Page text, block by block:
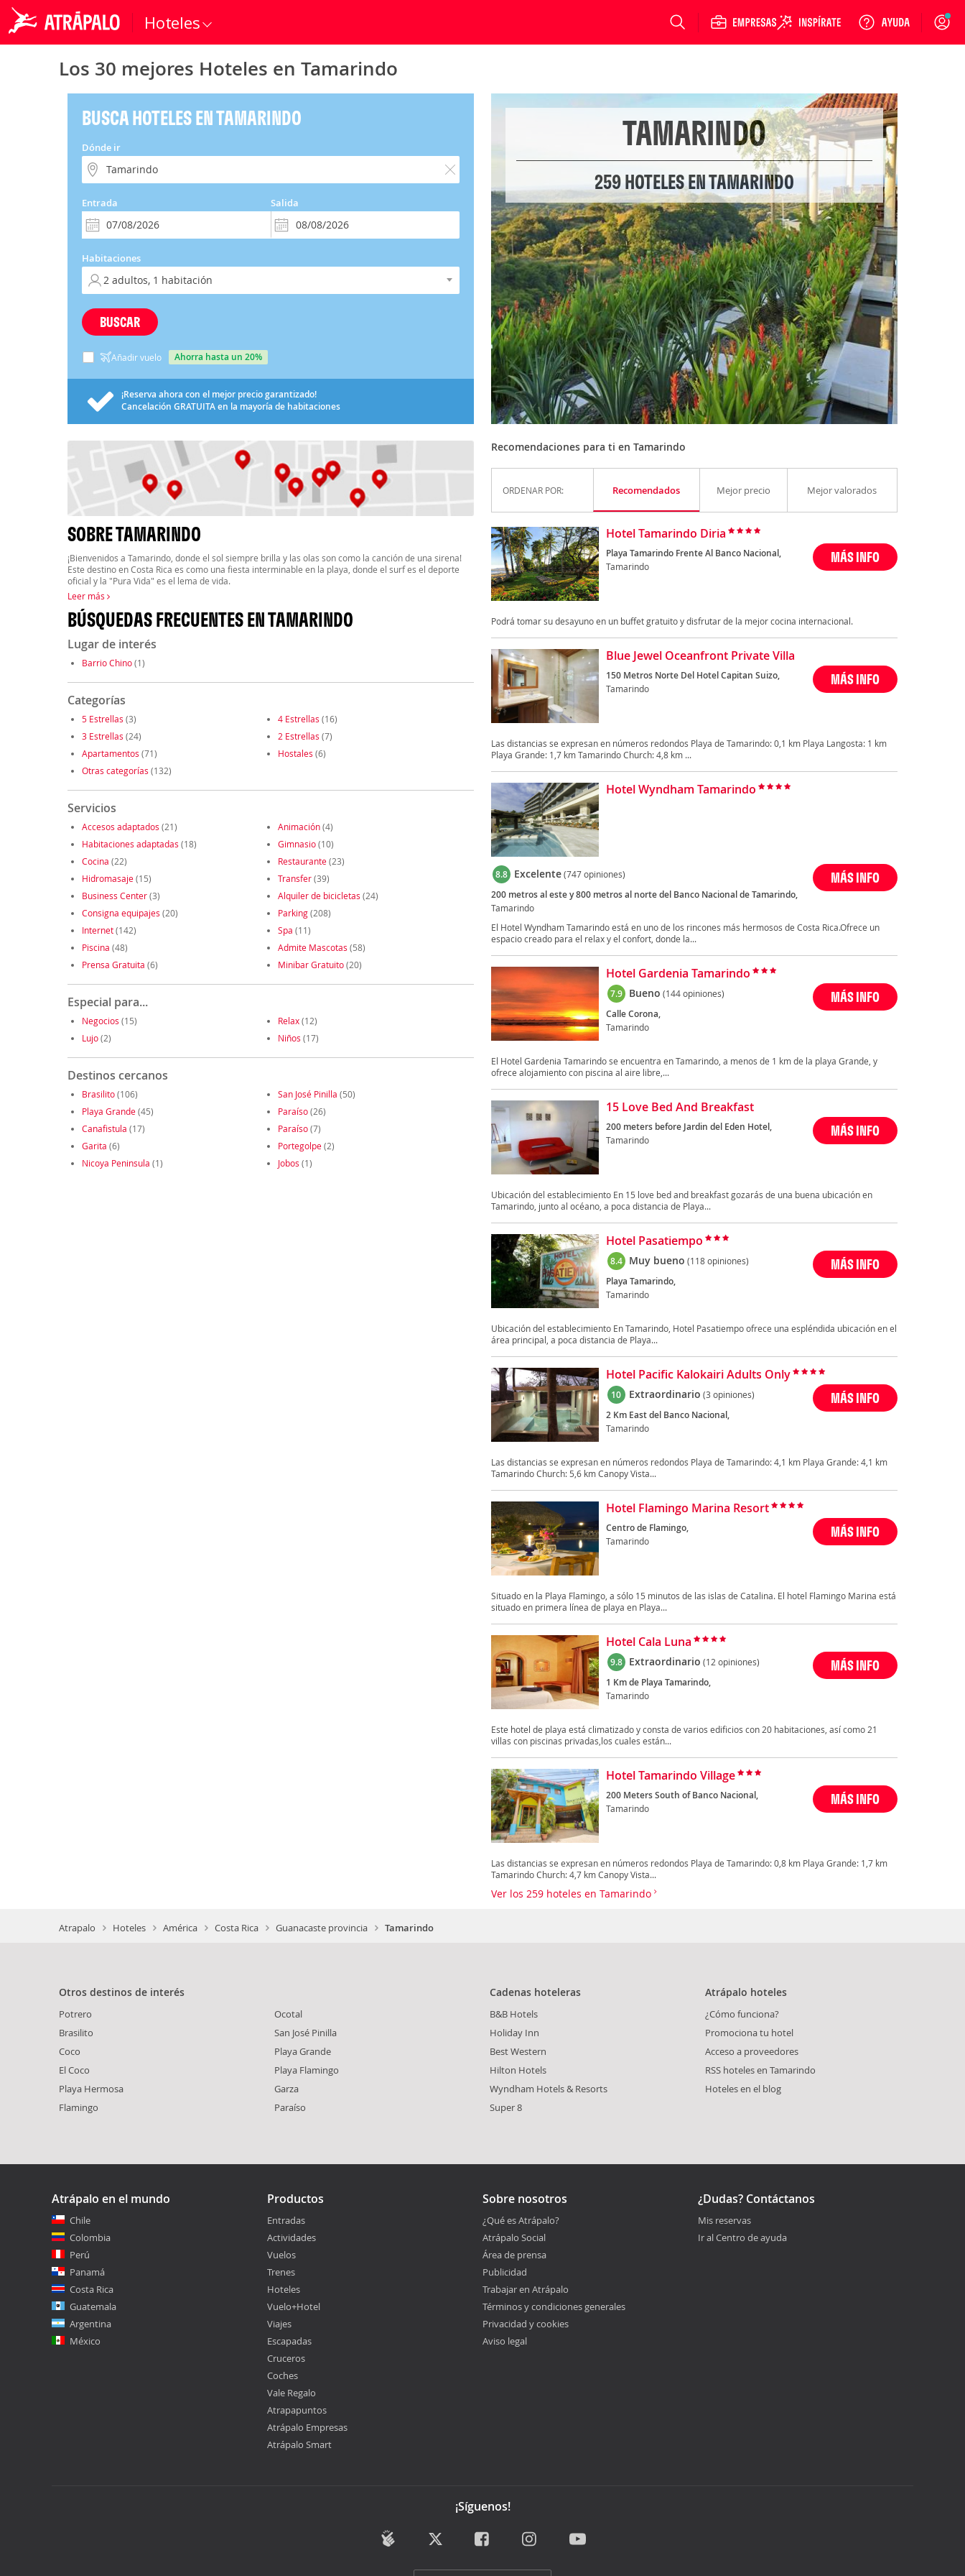
Hoteles Login
Los 30 mejores Hoteles en Tamarindo
BUSCA HOTELES EN TAMARINDO
Dónde ir
Entrada Salida
Habitaciones
BUSCAR
Añadir vuelo ahorra hasta un 20%
¡Reserva ahora con el mejor precio garantizado!
Cancelación GRATUITAen la mayoría de habitaciones
SOBRE TAMARINDO
¡Bienvenidos a Tamarindo, donde el sol siempre brilla y las olas son como la canción de una sirena!
Este destino en Costa Rica es como una fiesta interminable en la playa, donde el surf es el deporte
oficial y la "Pura Vida" es el lema de vida.
Leer más
BÚSQUEDAS FRECUENTES EN TAMARINDO
Lugar de interés
Barrio Chino(1)
Categorías
5 Estrellas (3) 4 Estrellas (16)
3 Estrellas (24) 2 Estrellas (7)
Apartamentos (71) Hostales (6)
Otras categorías (132)
Servicios
Accesos adaptados (21) Animación(4)
Habitaciones adaptadas (18) Gimnasio(10)
Cocina (22) Restaurante(23)
Hidromasaje(15) Transfer(39)
Business Center(3) Alquiler de bicicletas (24)
Consigna equipajes (20) Parking(208)
Internet(142) Spa (11)
Piscina (48) Admite Mascotas (58)
Prensa Gratuita (6) Minibar Gratuito(20)
Especial para...
Negocios (15) Relax(12)
Lujo(2) Niños (17)
Destinos cercanos
Brasilito(106) San José Pinilla (50)
Playa Grande(45) Paraíso(26)
Canafistula (17) Paraíso(7)
Garita (6) Portegolpe(2)
Nicoya Peninsula (1) Jobos (1)
TAMARINDO
259 HOTELES EN TAMARINDO
Recomendaciones para ti en Tamarindo
ORDENAR POR: Recomendados Mejor precio Mejor valorados
Hotel Tamarindo Diria
Playa Tamarindo Frente Al Banco Nacional,
Tamarindo
MÁS INFO
Podrá tomar su desayuno en un buffet gratuito y disfrutar de la mejor cocina internacional.
Blue Jewel Oceanfront Private Villa
150 Metros Norte Del Hotel Capitan Suizo,
Tamarindo
MÁS INFO
Las distancias se expresan en números redondos Playa de Tamarindo: 0,1 km Playa Langosta: 1 km
Playa Grande: 1,7 km Tamarindo Church: 4,8 km ...
Hotel Wyndham Tamarindo
8.8 Excelente(747 opiniones)
200 metros al este y 800 metros al norte del Banco Nacional de Tamarindo,
Tamarindo
MÁS INFO
El Hotel Wyndham Tamarindo está en uno de los rincones más hermosos de Costa Rica.Ofrece un
espacio creado para el relax y el confort, donde la...
Hotel Gardenia Tamarindo
7.9 Bueno (144 opiniones)
Calle Corona,
Tamarindo
MÁS INFO
El Hotel Gardenia Tamarindo se encuentra en Tamarindo, a menos de 1 km de la playa Grande, y
ofrece alojamiento con piscina al aire libre,...
15 Love Bed And Breakfast
200 meters before Jardin del Eden Hotel,
Tamarindo
MÁS INFO
Ubicación del establecimiento En 15 love bed and breakfast gozarás de una buena ubicación en
Tamarindo, junto al océano, a poca distancia de Playa...
Hotel Pasatiempo
8.4 Muy bueno (118 opiniones)
Playa Tamarindo,
Tamarindo
MÁS INFO
Ubicación del establecimiento En Tamarindo, Hotel Pasatiempo ofrece una espléndida ubicación en el
área principal, a poca distancia de Playa...
Hotel Pacific Kalokairi Adults Only
10 Extraordinario (3 opiniones)
2 Km East del Banco Nacional,
Tamarindo
MÁS INFO
Las distancias se expresan en números redondos Playa de Tamarindo: 4,1 km Playa Grande: 4,1 km
Tamarindo Church: 5,6 km Canopy Vista...
Hotel Flamingo Marina Resort
Centro de Flamingo,
Tamarindo
MÁS INFO
Situado en la Playa Flamingo, a sólo 15 minutos de las islas de Catalina. El hotel Flamingo Marina está
situado en primera línea de playa en Playa...
Hotel Cala Luna
9.8 Extraordinario (12 opiniones)
1 Km de Playa Tamarindo,
Tamarindo
MÁS INFO
Este hotel de playa está climatizado y consta de varios edificios con 20 habitaciones, así como 21
villas con piscinas privadas,los cuales están...
Hotel Tamarindo Village
200 Meters South of Banco Nacional,
Tamarindo
MÁS INFO
Las distancias se expresan en números redondos Playa de Tamarindo: 0,8 km Playa Grande: 1,7 km
Tamarindo Church: 4,7 km Canopy Vista...
Ver los 259 hoteles en Tamarindo
Atrapalo Hoteles América Costa Rica Guanacaste provincia Tamarindo
Otros destinos de interés
Potrero
Brasilito
Coco
El Coco
Playa Hermosa
Flamingo
Ocotal
San José Pinilla
Playa Grande
Playa Flamingo
Garza
Paraíso
Cadenas hoteleras
B&B Hotels
Holiday Inn
Best Western
Hilton Hotels
Wyndham Hotels & Resorts
Super 8
Atrápalo hoteles
¿Cómo funciona?
Promociona tu hotel
Acceso a proveedores
RSS hoteles en Tamarindo
Hoteles en el blog
Atrápalo en el mundo
Chile
Colombia
Perú
Panamá
Costa Rica
Guatemala
Argentina
México
Productos
Entradas
Actividades
Vuelos
Trenes
Hoteles
Vuelo+Hotel
Viajes
Escapadas
Cruceros
Coches
Vale Regalo
Atrapapuntos
Atrápalo Empresas
Atrápalo Smart
Sobre nosotros
¿Qué es Atrápalo?
Atrápalo Social
Área de prensa
Publicidad
Trabajar en Atrápalo
Términos y condiciones generales
Privacidad y cookies
Aviso legal
¿Dudas? Contáctanos
Mis reservas
Ir al Centro de ayuda
¡Síguenos!